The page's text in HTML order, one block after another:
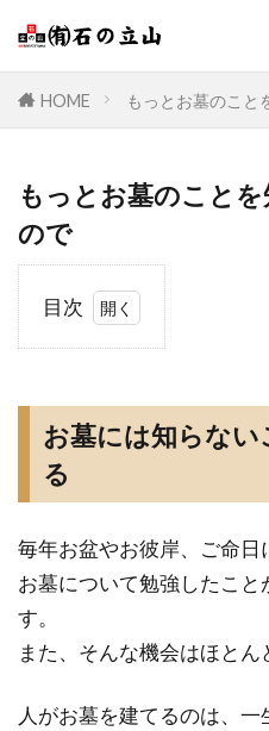
HOME もっとお墓のこと
もっとお墓のこと
ので
目次
に
は
い
こ
が
っ
お墓には知らな
る
毎年お盆やお彼岸、ご命日
お墓について勉強したこと
す。
また、そんな機会はほとん
人がお墓を建てるのは、